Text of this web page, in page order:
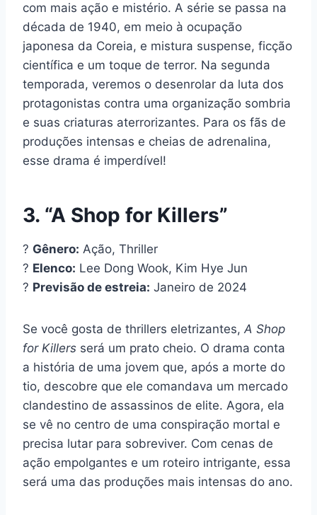
com mais ação e mistério. A série se passa na
década de 1940, em meio à ocupação
japonesa da Coreia, e mistura suspense, ficção
científica e um toque de terror. Na segunda
temporada, veremos o desenrolar da luta dos
protagonistas contra uma organização sombria
e suas criaturas aterrorizantes. Para os fãs de
produções intensas e cheias de adrenalina,
esse drama é imperdível!
3. “A Shop for Killers”
? Gênero: Ação, Thriller
? Elenco: Lee Dong Wook, Kim Hye Jun
? Previsão de estreia: Janeiro de 2024
Se você gosta de thrillers eletrizantes, A Shop
for Killers será um prato cheio. O drama conta
a história de uma jovem que, após a morte do
tio, descobre que ele comandava um mercado
clandestino de assassinos de elite. Agora, ela
se vê no centro de uma conspiração mortal e
precisa lutar para sobreviver. Com cenas de
ação empolgantes e um roteiro intrigante, essa
será uma das produções mais intensas do ano.